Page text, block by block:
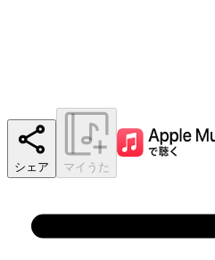
シェア マイうた